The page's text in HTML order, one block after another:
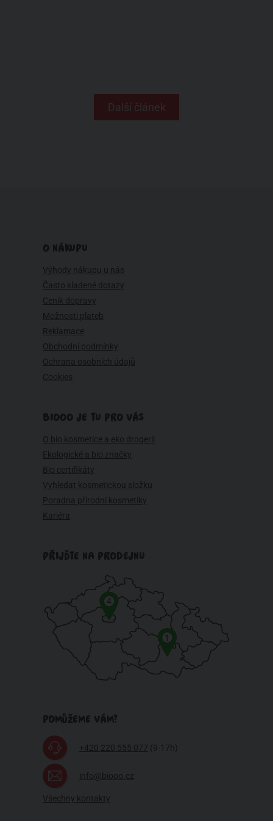
Další článek
O NÁKUPU
Výhody nákupu u nás
Často kladené dotazy
Ceník dopravy
Možnosti plateb
Reklamace
Obchodní podmínky
Ochrana osobních údajů
Cookies
BIOOO JE TU PRO VÁS
O bio kosmetice a eko drogerii
Ekologické a bio značky
Bio certifikáty
Vyhledat kosmetickou složku
Poradna přírodní kosmetiky
Kariéra
PŘIJĎTE NA PRODEJNU
1
4
POMŮŽEME VÁM?
+420 220 555 077 (9-17h)
info@biooo.cz
Všechny kontakty